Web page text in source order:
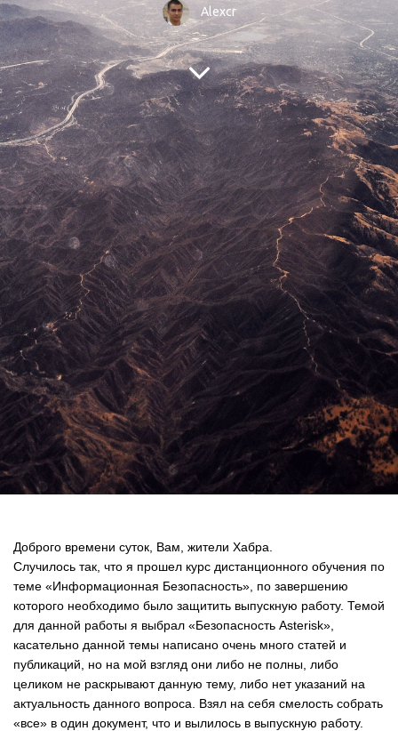
Alexcr
Доброго времени суток, Вам, жители Хабра.
Случилось так, что я прошел курс дистанционного обучения по
теме «Информационная Безопасность», по завершению
которого необходимо было защитить выпускную работу. Темой
для данной работы я выбрал «Безопасность Asterisk»,
касательно данной темы написано очень много статей и
публикаций, но на мой взгляд они либо не полны, либо
целиком не раскрывают данную тему, либо нет указаний на
актуальность данного вопроса. Взял на себя смелость собрать
«все» в один документ, что и вылилось в выпускную работу.